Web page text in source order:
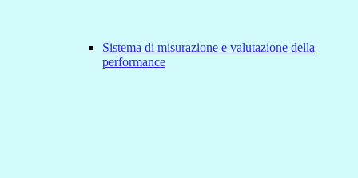
Sistema di misurazione e valutazione della
performance